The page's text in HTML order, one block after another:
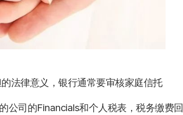
法律意义，银行通常要审核家庭信托
公司的Financials和个人税表，税务缴费回